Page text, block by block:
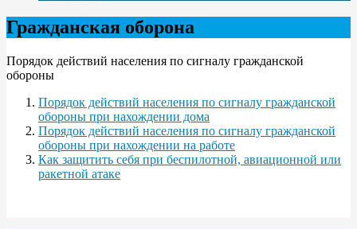
Гражданская оборона
Порядок действий населения по сигналу гражданской
обороны
Порядок действий населения по сигналу гражданской
обороны при нахождении дома
Порядок действий населения по сигналу гражданской
обороны при нахождении на работе
Как защитить себя при беспилотной, авиационной или
ракетной атаке